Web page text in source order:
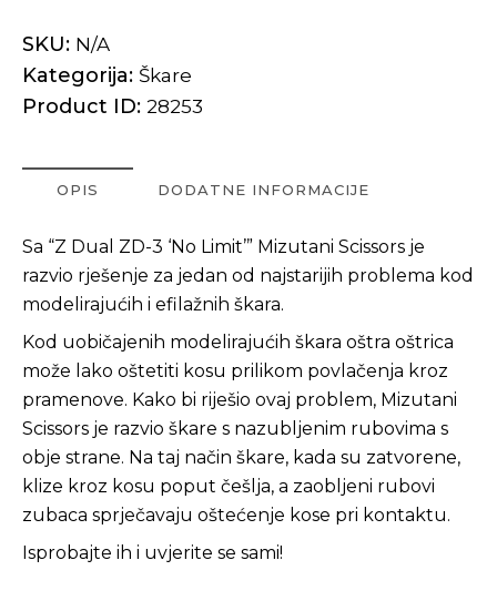
SKU: N/A
Kategorija: Škare
Product ID: 28253
OPIS DODATNE INFORMACIJE
Sa “Z Dual ZD-3 ‘No Limit’” Mizutani Scissors je
razvio rješenje za jedan od najstarijih problema kod
modelirajućih i efilažnih škara.
Kod uobičajenih modelirajućih škara oštra oštrica
može lako oštetiti kosu prilikom povlačenja kroz
pramenove. Kako bi riješio ovaj problem, Mizutani
Scissors je razvio škare s nazubljenim rubovima s
obje strane. Na taj način škare, kada su zatvorene,
klize kroz kosu poput češlja, a zaobljeni rubovi
zubaca sprječavaju oštećenje kose pri kontaktu.
Isprobajte ih i uvjerite se sami!